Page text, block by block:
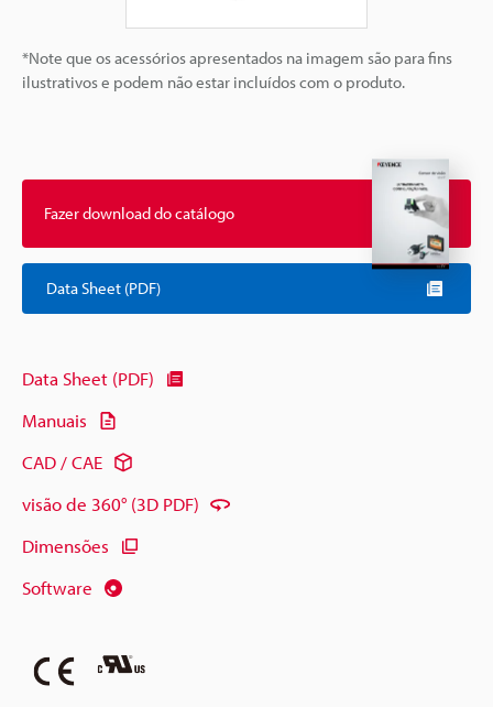
*Note que os acessórios apresentados na imagem são para fins
ilustrativos e podem não estar incluídos com o produto.
Fazer download do catálogo
Data Sheet (PDF)
Data Sheet (PDF)
Manuais
CAD / CAE
visão de 360° (3D PDF)
Dimensões
Software